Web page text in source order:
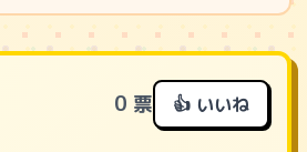
0 票 👍 いいね